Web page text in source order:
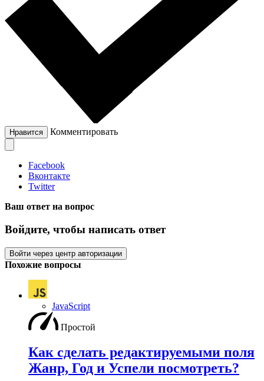
Нравится Комментировать
Facebook
Вконтакте
Twitter
Ваш ответ на вопрос
Войдите, чтобы написать ответ
Войти через центр авторизации
Похожие вопросы
JavaScript
Простой
Как сделать редактируемыми поля
Жанр, Год и Успели посмотреть?